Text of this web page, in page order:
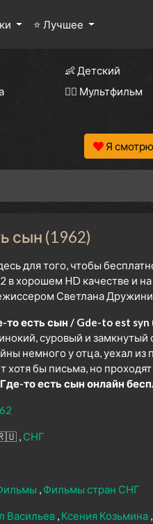
⭐ Лучшее
👶 Детский
🧚‍♀️ Мультфильм
Я смотрю
сын (1962)
для того, чтобы
в хорошем HD качестве и
Светлана
то есть сын / Gde-to est syn
суровый и
немного у отца, уехал из
хотя бы письма, но
то есть сын онлайн
СНГ
Фильмы стран СНГ
Васильев Ксения Козьмина